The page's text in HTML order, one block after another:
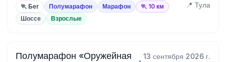
🏃 Бег Полумарафон Марафон 🏃 10 км 📍 Тула
Шоссе Взрослые
Полумарафон «Оружейная
13 сентября 2026 г.